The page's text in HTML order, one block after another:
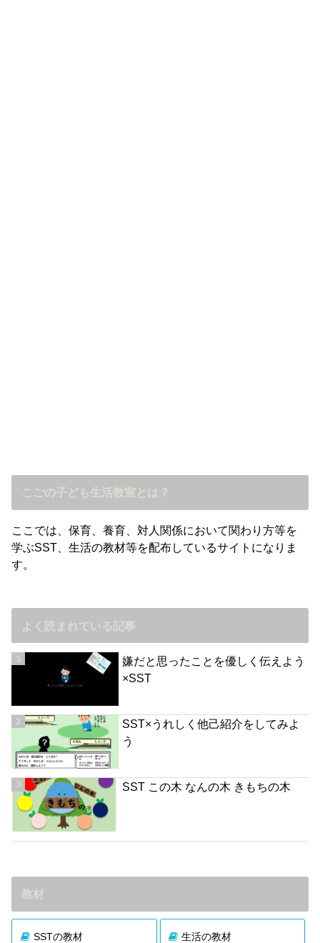
こごの子ども生活教室とは？
ここでは、保育、養育、対人関係において関わり方等を
学ぶSST、生活の教材等を配布しているサイトになりま
す。
よく読まれている記事
嫌だと思ったことを優しく伝えよう
×SST
SST×うれしく他己紹介をしてみよ
う
SST この木 なんの木 きもちの木
教材
SSTの教材 生活の教材